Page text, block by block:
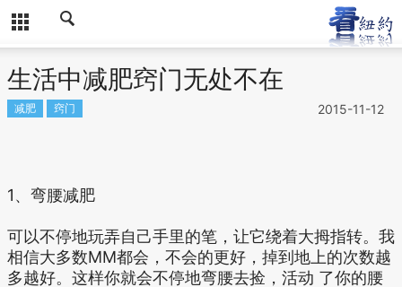
生活中减肥窍门无处不在
2015-11-12
减肥 窍门
1、弯腰减肥
可以不停地玩弄自己手里的笔，让它绕着大拇指转。我
相信大多数MM都会，不会的更好，掉到地上的次数越
多越好。这样你就会不停地弯腰去捡，活动 了你的腰